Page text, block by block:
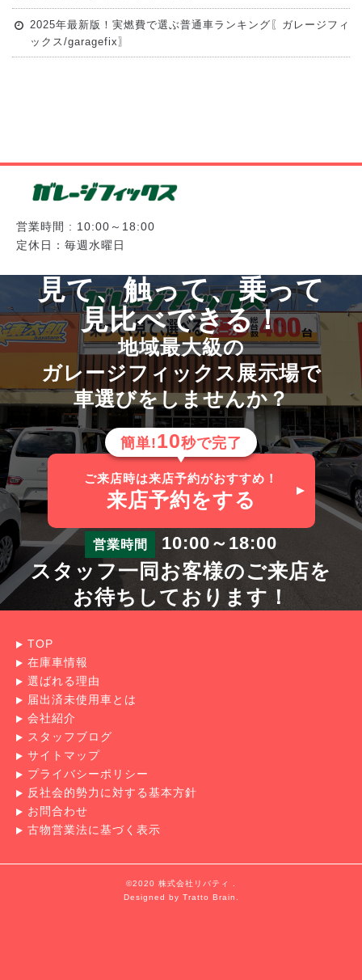
2025年最新版！実燃費で選ぶ普通車ランキング〖ガレージフィ
ックス/garagefix〗
営業時間 : 10:00～18:00
定休日：毎週水曜日
見て、触って、乗って
見比べできる！
地域最大級の
ガレージフィックス展示場で
車選びをしませんか？
簡単!10秒で完了
ご来店時は来店予約がおすすめ！
来店予約をする
営業時間 10:00～18:00
スタッフ一同お客様のご来店を
お待ちしております！
TOP
在庫車情報
選ばれる理由
届出済未使用車とは
会社紹介
スタッフブログ
サイトマップ
プライバシーポリシー
反社会的勢力に対する基本方針
お問合わせ
古物営業法に基づく表示
©2020 株式会社リバティ .
Designed by Tratto Brain